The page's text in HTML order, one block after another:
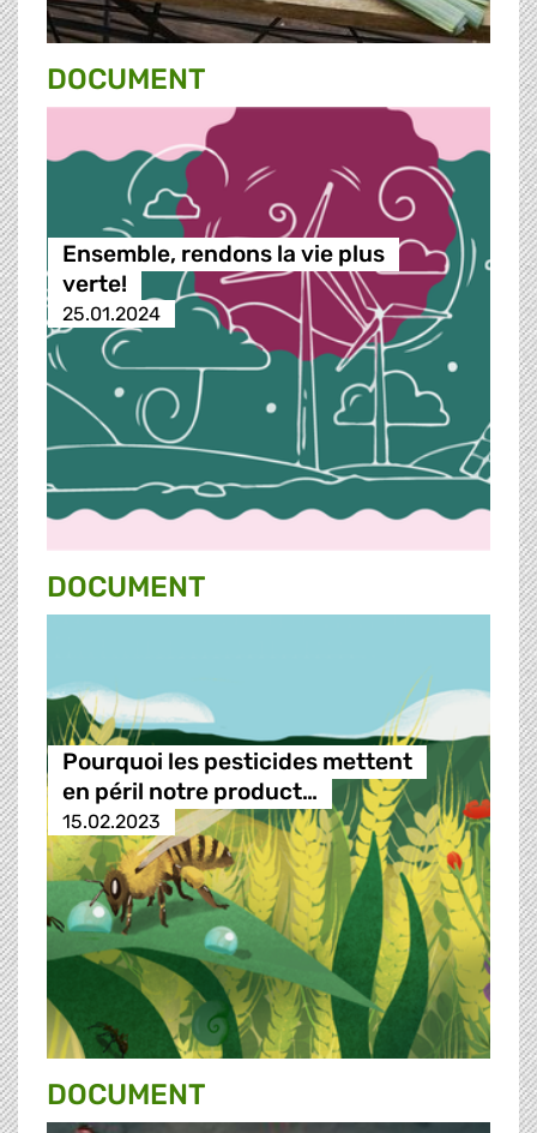
DOCUMENT
Ensemble, rendons la vie plus
verte!
25.01.2024
DOCUMENT
Pourquoi les pesticides mettent
en péril notre product…
15.02.2023
DOCUMENT